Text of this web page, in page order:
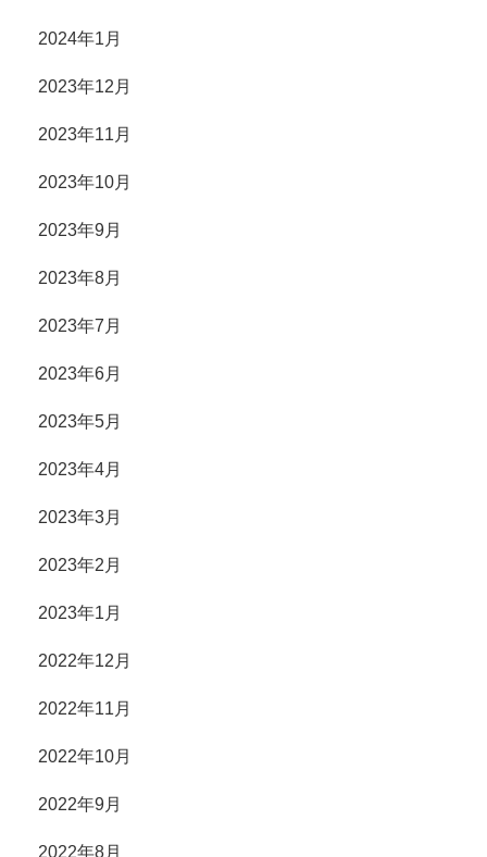
2024年1月
2023年12月
2023年11月
2023年10月
2023年9月
2023年8月
2023年7月
2023年6月
2023年5月
2023年4月
2023年3月
2023年2月
2023年1月
2022年12月
2022年11月
2022年10月
2022年9月
2022年8月